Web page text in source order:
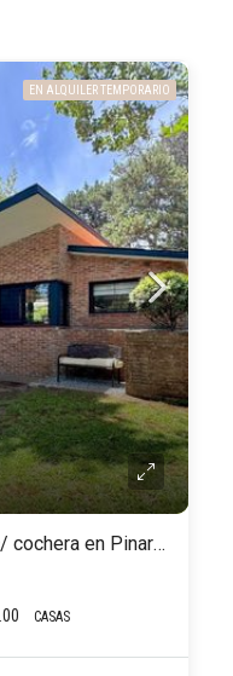
EN ALQUILER TEMPORARIO
Casa en alquiler temporario c/ cochera en Pinares
CASAS